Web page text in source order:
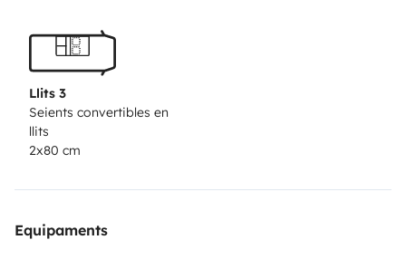
Llits 3
Seients convertibles en
llits
2x80 cm
Equipaments